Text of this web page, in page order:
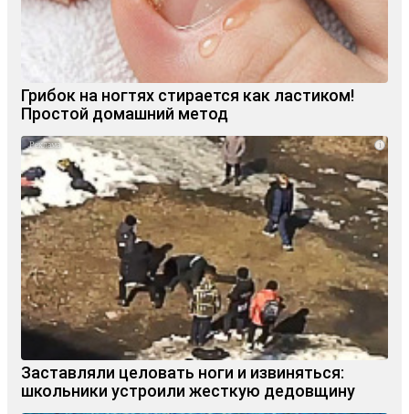
Грибок на ногтях стирается как ластиком!
Простой домашний метод
i
Заставляли целовать ноги и извиняться:
школьники устроили жесткую дедовщину